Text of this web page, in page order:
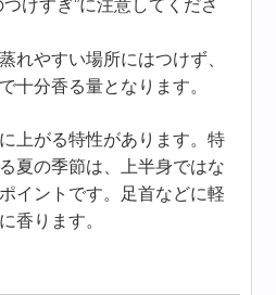
けすぎ”に注意してくださ
れやすい場所にはつけず、
十分香る量となります。
上がる特性があります。特
夏の季節は、上半身ではな
イントです。足首などに軽
香ります。